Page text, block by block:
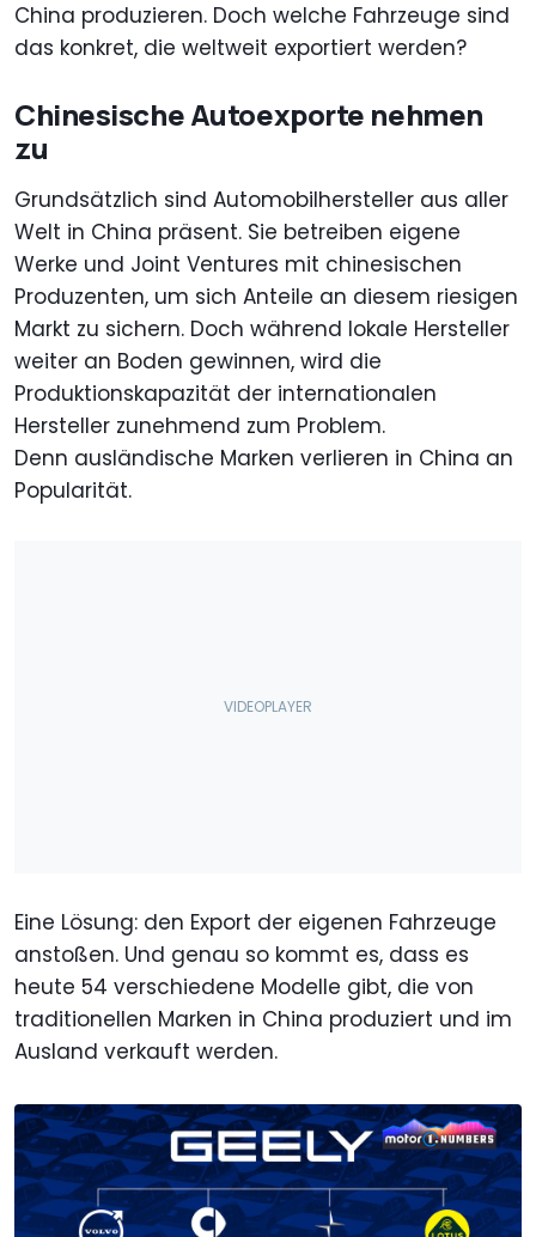
China produzieren. Doch welche Fahrzeuge sind
das konkret, die weltweit exportiert werden?
Chinesische Autoexporte nehmen
zu
Grundsätzlich sind Automobilhersteller aus aller
Welt in China präsent. Sie betreiben eigene
Werke und Joint Ventures mit chinesischen
Produzenten, um sich Anteile an diesem riesigen
Markt zu sichern. Doch während lokale Hersteller
weiter an Boden gewinnen, wird die
Produktionskapazität der internationalen
Hersteller zunehmend zum Problem.
Denn ausländische Marken verlieren in China an
Popularität.
Eine Lösung: den Export der eigenen Fahrzeuge
anstoßen. Und genau so kommt es, dass es
heute 54 verschiedene Modelle gibt, die von
traditionellen Marken in China produziert und im
Ausland verkauft werden.